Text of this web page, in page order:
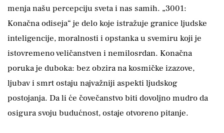
menja našu percepciju sveta i nas samih. „3001:
Konačna odiseja“ je delo koje istražuje granice ljudske
inteligencije, moralnosti i opstanka u svemiru koji je
istovremeno veličanstven i nemilosrdan. Konačna
poruka je duboka: bez obzira na kosmičke izazove,
ljubav i smrt ostaju najvažniji aspekti ljudskog
postojanja. Da li će čovečanstvo biti dovoljno mudro da
osigura svoju budućnost, ostaje otvoreno pitanje.